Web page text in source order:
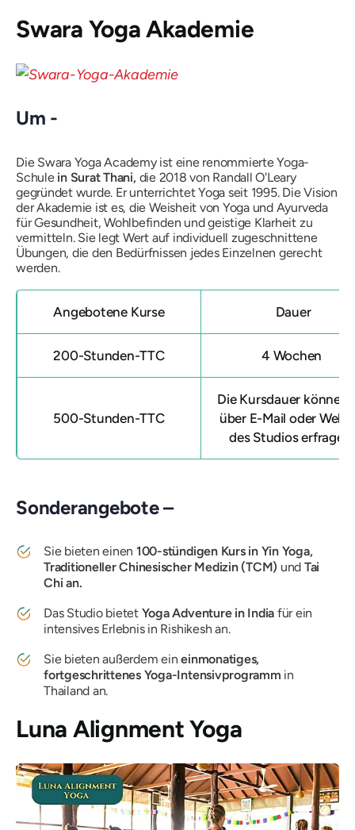
Swara Yoga Akademie
Um -
Die Swara Yoga Academy ist eine renommierte Yoga-
Schule in Surat Thani, die 2018 von Randall O'Leary
gegründet wurde. Er unterrichtet Yoga seit 1995. Die Vision
der Akademie ist es, die Weisheit von Yoga und Ayurveda
für Gesundheit, Wohlbefinden und geistige Klarheit zu
vermitteln. Sie legt Wert auf individuell zugeschnittene
Übungen, die den Bedürfnissen jedes Einzelnen gerecht
werden.
Angebotene Kurse Dauer
200-Stunden-TTC 4 Wochen
500-Stunden-TTC
Die Kursdauer können
über E-Mail oder
des Studios
Sonderangebote –
Sie bieten einen 100-stündigen Kurs in Yin Yoga,
Traditioneller Chinesischer Medizin (TCM) und Tai
Chi an.
Das Studio bietet Yoga Adventure in India für ein
intensives Erlebnis in Rishikesh an.
Sie bieten außerdem eineinmonatiges,
fortgeschrittenes Yoga-Intensivprogramm in
Thailand an.
Luna Alignment Yoga